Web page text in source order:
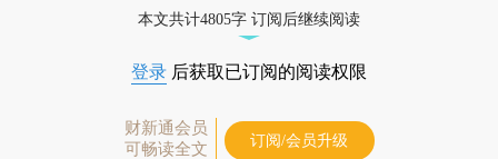
本文共计4805字 订阅后继续阅读
登录 后获取已订阅的阅读权限
财新通会员
可畅读全文
订阅/会员升级